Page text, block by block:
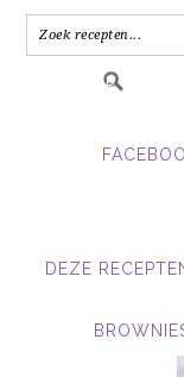
in.....
DEZE